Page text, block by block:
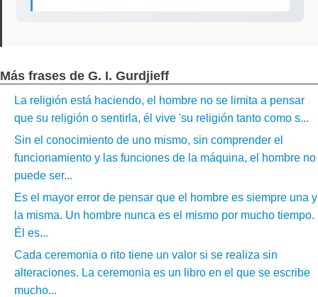
Más frases de G. I. Gurdjieff
La religión está haciendo, el hombre no se limita a pensar
que su religión o sentirla, él vive 'su religión tanto como s...
Sin el conocimiento de uno mismo, sin comprender el
funcionamiento y las funciones de la máquina, el hombre no
puede ser...
Es el mayor error de pensar que el hombre es siempre una y
la misma. Un hombre nunca es el mismo por mucho tiempo.
Él es...
Cada ceremonia o rito tiene un valor si se realiza sin
alteraciones. La ceremonia es un libro en el que se escribe
mucho...